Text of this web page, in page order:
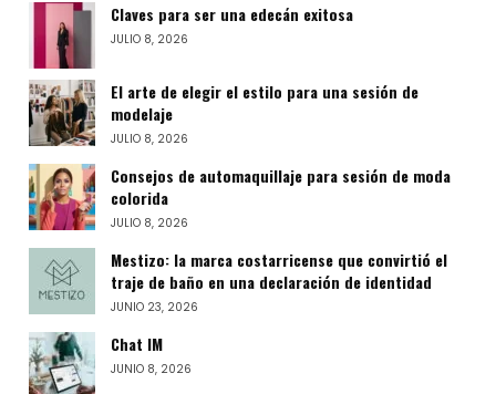
Claves para ser una edecán exitosa
JULIO 8, 2026
El arte de elegir el estilo para una sesión de
modelaje
JULIO 8, 2026
Consejos de automaquillaje para sesión de moda
colorida
JULIO 8, 2026
Mestizo: la marca costarricense que convirtió el
traje de baño en una declaración de identidad
JUNIO 23, 2026
Chat IM
JUNIO 8, 2026